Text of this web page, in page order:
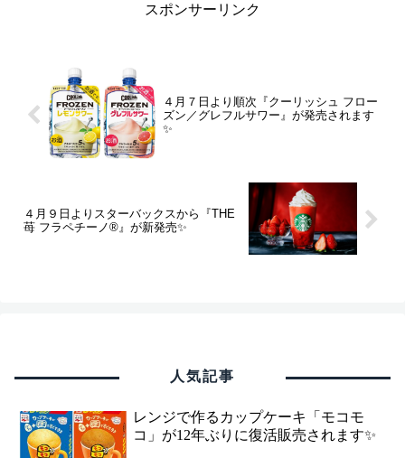
スポンサーリンク
４月７日より順次『クーリッシュ フロー
ズン／グレフルサワー』が発売されます
✨
４月９日よりスターバックスから『THE
苺 フラペチーノ®』が新発売✨
人気記事
レンジで作るカップケーキ「モコモ
コ」が12年ぶりに復活販売されます✨